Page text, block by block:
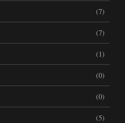
(7)
(7)
(1)
(0)
(0)
(5)